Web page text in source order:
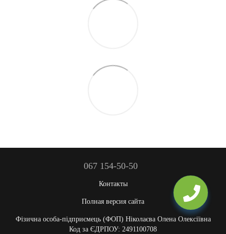
067 154-50-50
Контакты
Полная версия сайта
Фізична особа-підприємець (ФОП) Ніколаєва Олена Олексіївна
Код за ЄДРПОУ: 2491100708